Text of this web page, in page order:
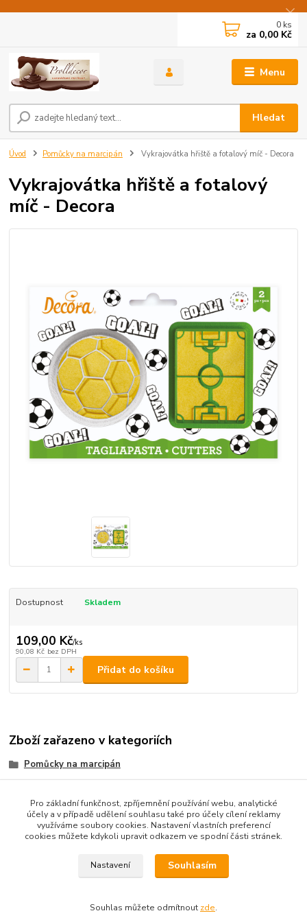
Menu
Hledat
0 ks
za 0,00 Kč
Úvod Pomůcky na marcipán Vykrajovátka hřiště a fotalový míč - Decora
Vykrajovátka hřiště a fotalový
míč - Decora
Dostupnost Skladem
109,00 Kč/ks
90,08 Kč bez DPH
Přidat do košíku
Zboží zařazeno v kategoriích
Pomůcky na marcipán
vystavit kupujícímu účtenku. Zároveň je povinen zaevidovat
přijatou tržbu u správce daně online; v případě technického
Pro základní funkčnost, zpříjemnění používání webu, analytické
účely a v případě udělení souhlasu také pro účely cílení reklamy
využíváme soubory cookies. Nastavení vlastních preferencí
cookies můžete kdykoli upravit odkazem ve spodní části stránek.
Nastavení Souhlasím
Souhlas můžete odmítnout zde.